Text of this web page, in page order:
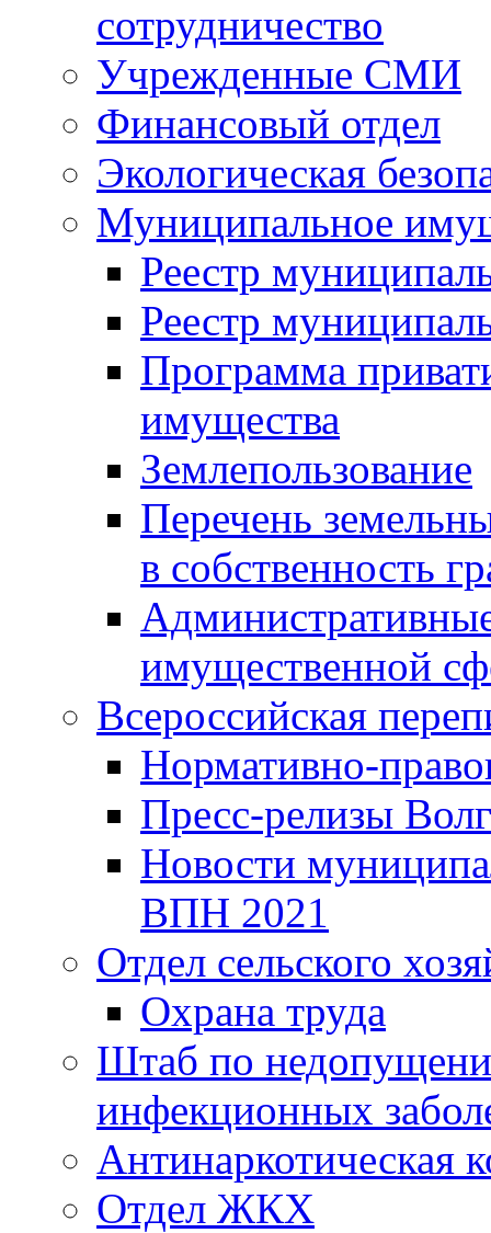
сотрудничество
Учрежденные СМИ
Финансовый отдел
Экологическая
Муниципальное
Реестр
Реестр
Программа
имущества
Землепользование
Перечень
в собственность
имущественной
Всероссийская
Нормативно-
Пресс-релизы
Новости
ВПН 2021
Отдел сельского
Охрана труда
Штаб по
инфекционных
Антинаркотическая
Отдел ЖКХ